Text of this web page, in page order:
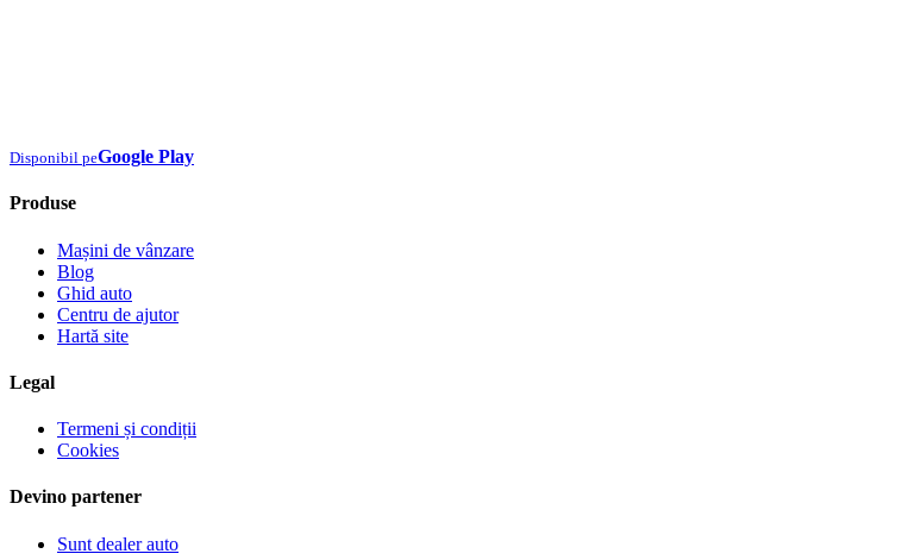
Disponibil peGoogle Play
Produse
Mașini de vânzare
Blog
Ghid auto
Centru de ajutor
Hartă site
Legal
Termeni și condiții
Cookies
Devino partener
Sunt dealer auto